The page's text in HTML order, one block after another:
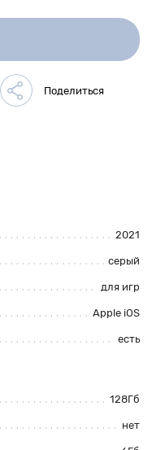
2021
серый
для игр
Apple iOS
есть
128Гб
нет